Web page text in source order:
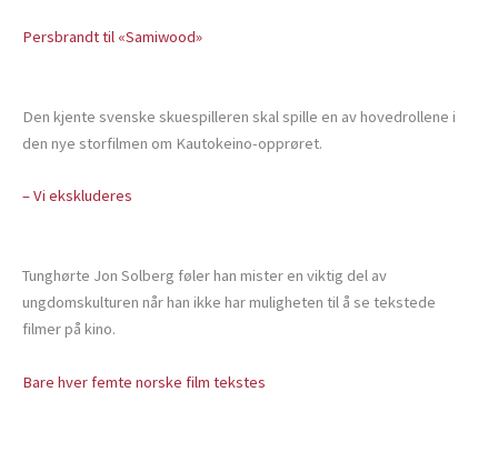
Persbrandt til «Samiwood»
Den kjente svenske skuespilleren skal spille en av hovedrollene i
den nye storfilmen om Kautokeino-opprøret.
– Vi ekskluderes
Tunghørte Jon Solberg føler han mister en viktig del av
ungdomskulturen når han ikke har muligheten til å se tekstede
filmer på kino.
Bare hver femte norske film tekstes